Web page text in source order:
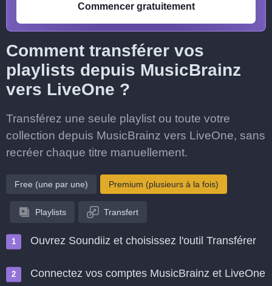
Commencer gratuitement
Comment transférer vos
playlists depuis MusicBrainz
vers LiveOne ?
Transférez une seule playlist ou toute votre
collection depuis MusicBrainz vers LiveOne, sans
recréer chaque titre manuellement.
Free (une par une) Premium (plusieurs à la fois)
Playlists Transfert
Ouvrez Soundiiz et choisissez l'outil Transférer
Connectez vos comptes MusicBrainz et LiveOne